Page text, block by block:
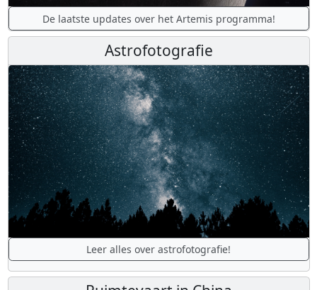
De laatste updates over het Artemis programma!
Astrofotografie
Leer alles over astrofotografie!